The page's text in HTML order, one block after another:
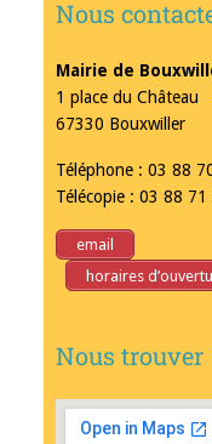
Nous
Mairie de
1 place du Château
67330 Bouxwiller
Téléphone : 03 88
Télécopie : 03 88
email
horaires
Nous trouver